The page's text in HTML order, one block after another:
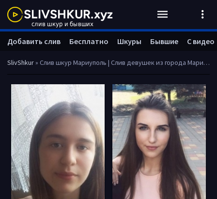
SlivShkur» Слив шкур Мариуполь | Слив девушек из города Мариуполь
Добавить слив Бесплатно Шкуры Бывшие С видео